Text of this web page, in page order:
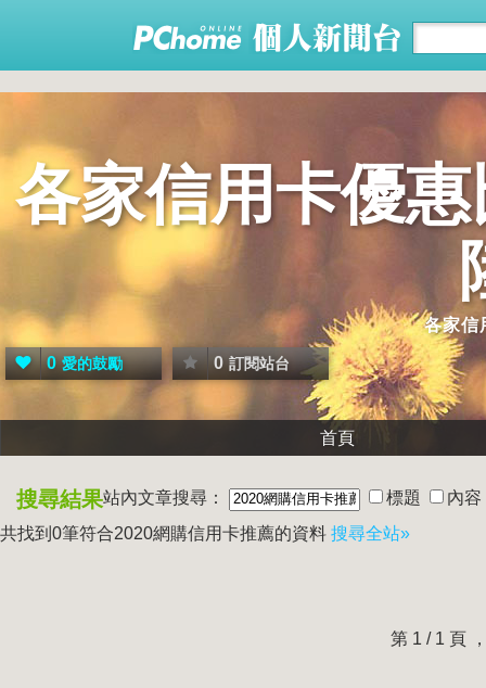
各家信用卡優
各家信
0 愛的鼓勵 0 訂閱站台
首頁
搜尋結果站內文章搜尋： 標題
內容
共找到0筆符合2020網購信用卡推薦的資料 搜尋全站»
第 1 / 1